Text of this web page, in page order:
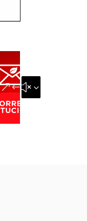
&#x35;